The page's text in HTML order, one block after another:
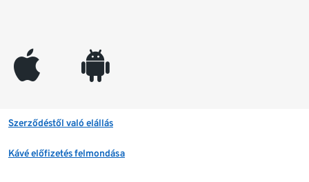
appleinc android
Szerződéstől való elállás
Kávé előfizetés felmondása